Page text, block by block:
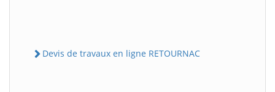
Devis de travaux en ligne RETOURNAC